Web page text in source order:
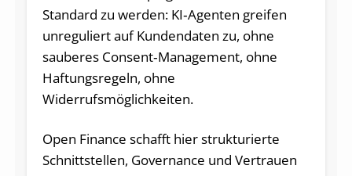
Standard zu werden: KI‑Agenten greifen
unreguliert auf Kundendaten zu, ohne
sauberes Consent‑Management, ohne
Haftungsregeln, ohne
Widerrufsmöglichkeiten.
Open Finance schafft hier strukturierte
Schnittstellen, Governance und Vertrauen